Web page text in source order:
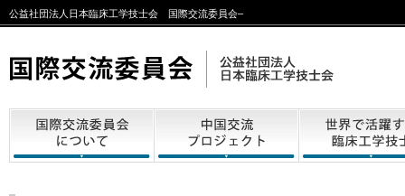
公益社団法人日本臨床工学技士会 国際交流委員会–